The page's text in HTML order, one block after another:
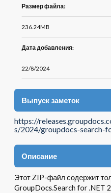
Размер файла:
236.24MB
Дата добавления:
22/8/2024
Выпуск заметок
https://
s/2024/groupdocs-search-
Описание
Этот ZIP-файл содержит
GroupDocs.Search for .NET